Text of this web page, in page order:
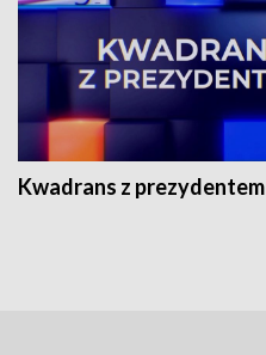
Kwadrans z prezydentem